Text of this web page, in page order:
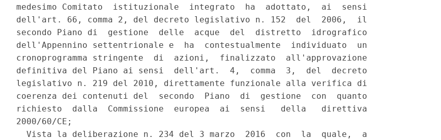
medesimo Comitato  istituzionale  integrato  ha  adottato,  ai  sensi
dell'art. 66, comma 2, del decreto legislativo n. 152  del  2006,  il
secondo Piano di  gestione  delle  acque  del  distretto  idrografico
dell'Appennino settentrionale e  ha  contestualmente  individuato  un
cronoprogramma stringente  di  azioni,  finalizzato  all'approvazione
definitiva del Piano ai sensi  dell'art.  4,  comma  3,  del  decreto
legislativo n. 219 del 2010, direttamente funzionale alla verifica di
coerenza dei contenuti del  secondo  Piano  di  gestione  con  quanto
richiesto  dalla  Commissione  europea  ai  sensi   della   direttiva
2000/60/CE;
  Vista la deliberazione n. 234 del 3 marzo  2016  con  la  quale,  a